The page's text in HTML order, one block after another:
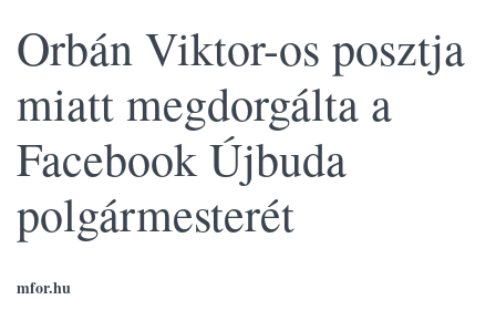
Orbán Viktor-os posztja
miatt megdorgálta a
Facebook Újbuda
polgármesterét
mfor.hu